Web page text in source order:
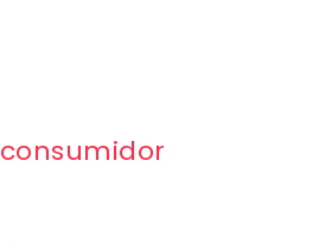
consumidor